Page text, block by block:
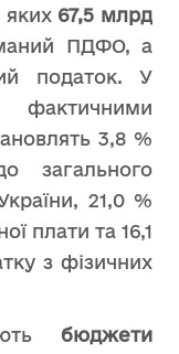
яких 67,5 млрд
ПДФО, а
податок. У
3,8 %
загального
21,0 %
плати та 16,1
з фізичних
бюджети